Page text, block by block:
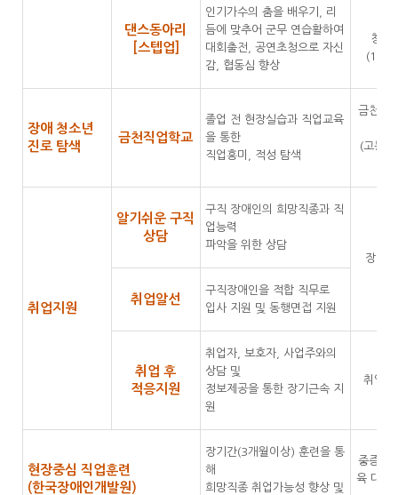
댄스동아리
[스텝업]
인기가수의 춤을 배우기, 리
듬에 맞추어 군무 연습활하여
대회출전, 공연초청으로 자신
감, 협동심 향상
청소
(14
장애 청소년
진로 탐색
금천직업학교
졸업 전 현장실습과 직업교육
을 통한
직업흥미, 적성 탐색
금천구
(고등
취업지원
알기쉬운 구직
상담
구직 장애인의 희망직종과 직
업능력
파악을 위한 상담
장애
취업알선
구직장애인을 적합 직무로
입사 지원 및 동행면접 지원
취업 후
적응지원
취업자, 보호자, 사업주와의
상담 및
정보제공을 통한 장기근속 지
원
취업
현장중심 직업훈련
(한국장애인개발원)
장기간(3개월이상) 훈련을 통
해
희망직종 취업가능성 향상 및
중증장
육 대상